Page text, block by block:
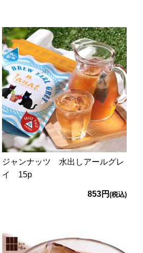
ジャンナッツ 水出しアールグレ
イ 15p
853円 (税込)